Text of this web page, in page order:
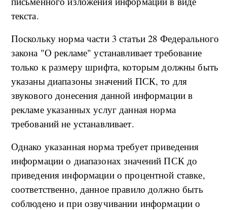
текста.
Поскольку норма части 3 статьи 28 Федерального
закона "О рекламе" устанавливает требование
только к размеру шрифта, которым должны быть
указаны диапазоны значений ПСК, то для
звукового донесения данной информации в
рекламе указанных услуг данная норма
требований не устанавливает.
Однако указанная норма требует приведения
информации о диапазонах значений ПСК до
приведения информации о процентной ставке,
соответственно, данное правило должно быть
соблюдено и при озвучивании информации о